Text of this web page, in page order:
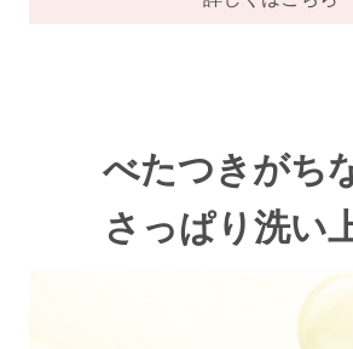
べたつきがち
さっぱり洗い